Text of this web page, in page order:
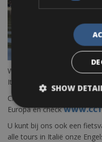
Wij wensen u alvast veel
Italië of op één van onze
Check onze
Europa en check
U kunt bij ons ook een
alle tours in Italië onze
SHOW